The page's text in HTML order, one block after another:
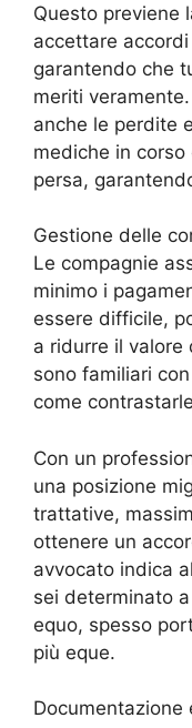
Questo previene
accettare
garantendo che
meriti
anche le perdite
mediche in
persa,
Gestione delle
Le compagnie
minimo i
essere difficile,
a ridurre il valore
sono familiari
come
Con un
una posizione
trattative,
ottenere un
avvocato indica
sei determinato
equo, spesso
più eque.
Documentazione